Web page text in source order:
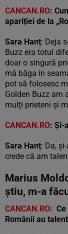
CANCAN.RO:
apariției de la
Sara Hanț: Deja
Buzz era totul
doar o singură
mă băga în
pot să folosesc
Golden Buzz am
mulți prieteni și
CANCAN.RO: Și-
Sara Hanț: Da,
crede că am
Marius
știu, m-a
CANCAN.RO: Ce
Românii au